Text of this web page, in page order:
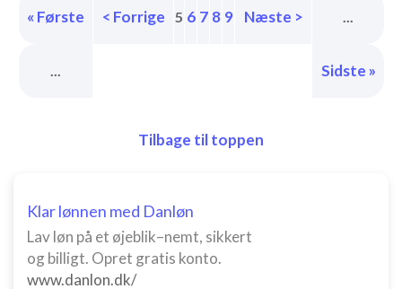
« Første
...
< Forrige 5 6 7 8 9 Næste > ...
Sidste »
Tilbage til toppen
Klar lønnen med Danløn
Lav løn på et øjeblik–nemt, sikkert
og billigt. Opret gratis konto.
www.danlon.dk/